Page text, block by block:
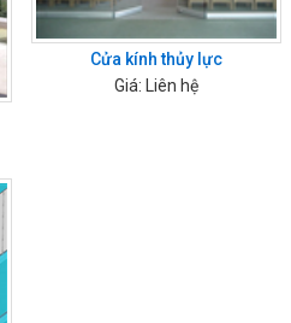
Cửa kính thủy lực
Giá: Liên hệ